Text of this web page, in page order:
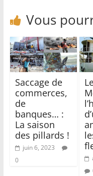
Vous
Saccage de
commerces,
de
banques… :
La saison
des pillards !
juin 6, 2023
0